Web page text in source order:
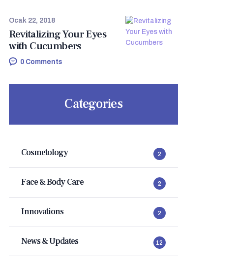
Revitalizing Your Eyes
with Cucumbers
Ocak 22, 2018
0 Comments
Categories
Cosmetology 2
Face & Body Care 2
Innovations 2
News & Updates 12